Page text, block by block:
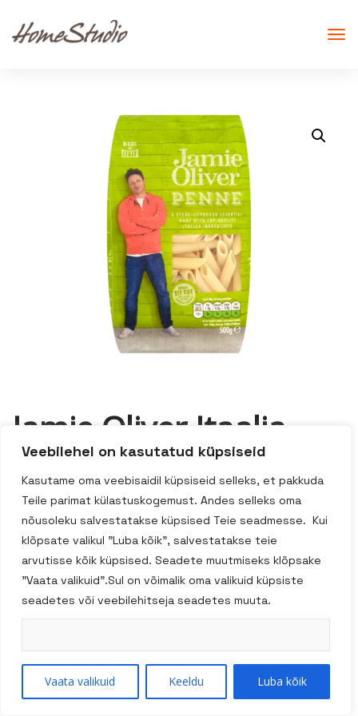
Veebilehel on kasutatud küpsiseid
Kasutame oma veebisaidil küpsiseid selleks, et pakkuda
Teile parimat külastuskogemust. Andes selleks oma
nõusoleku salvestatakse küpsised Teie seadmesse. Kui
klõpsate valikul "Luba kõik", salvestatakse teie
arvutisse kõik küpsised. Seadete muutmiseks klõpsake
"Vaata valikuid".Sul on võimalik oma valikuid küpsiste
seadetes või veebilehitseja seadetes muuta.
Vaata valikuid Keeldu Luba kõik
Jamie Oliver Itaalia
penned 500g
Lisa Korvi
Tootekood:82240GB
Kategooria:Pasta
Kirjeldus